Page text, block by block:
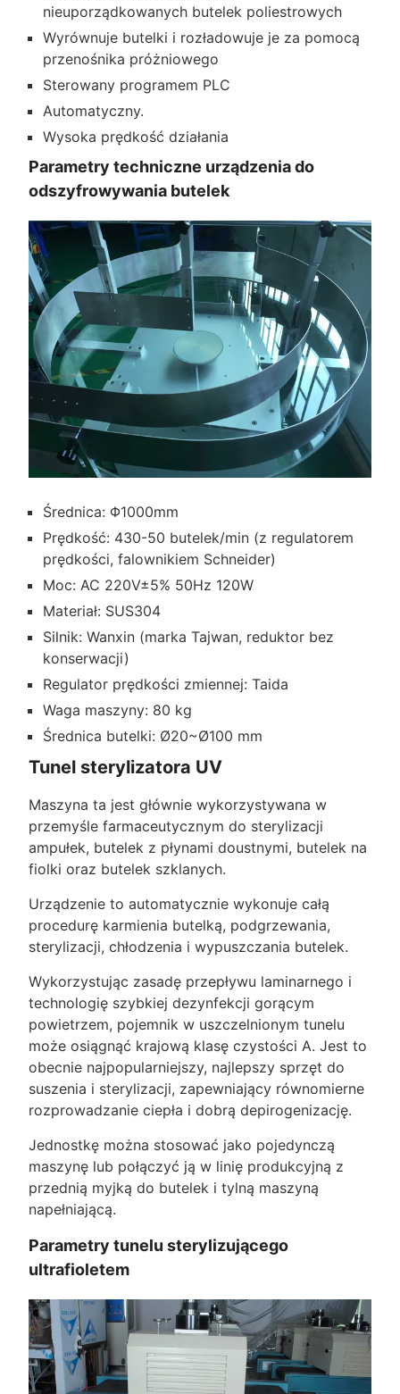
nieuporządkowanych butelek poliestrowych
Wyrównuje butelki i rozładowuje je za pomocą
przenośnika próżniowego
Sterowany programem PLC
Automatyczny.
Wysoka prędkość działania
Parametry techniczne urządzenia do
odszyfrowywania butelek
Średnica: Φ1000mm
Prędkość: 430-50 butelek/min (z regulatorem
prędkości, falownikiem Schneider)
Moc: AC 220V±5% 50Hz 120W
Materiał: SUS304
Silnik: Wanxin (marka Tajwan, reduktor bez
konserwacji)
Regulator prędkości zmiennej: Taida
Waga maszyny: 80 kg
Średnica butelki: Ø20~Ø100 mm
Tunel sterylizatora UV
Maszyna ta jest głównie wykorzystywana w
przemyśle farmaceutycznym do sterylizacji
ampułek, butelek z płynami doustnymi, butelek na
fiolki oraz butelek szklanych.
Urządzenie to automatycznie wykonuje całą
procedurę karmienia butelką, podgrzewania,
sterylizacji, chłodzenia i wypuszczania butelek.
Wykorzystując zasadę przepływu laminarnego i
technologię szybkiej dezynfekcji gorącym
powietrzem, pojemnik w uszczelnionym tunelu
może osiągnąć krajową klasę czystości A. Jest to
obecnie najpopularniejszy, najlepszy sprzęt do
suszenia i sterylizacji, zapewniający równomierne
rozprowadzanie ciepła i dobrą depirogenizację.
Jednostkę można stosować jako pojedynczą
maszynę lub połączyć ją w linię produkcyjną z
przednią myjką do butelek i tylną maszyną
napełniającą.
Parametry tunelu sterylizującego
ultrafioletem